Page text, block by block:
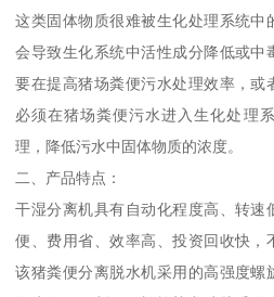
这类固体物质很难被生化处理系统中
会导致生化系统中活性成分降低或中
要在提高猪场粪便污水处理效率，或
必须在猪场粪便污水进入生化处理
理，降低污水中固体物质的浓度。
二、产品特点：
干湿分离机具有自动化程度高、转速
便、费用省、效率高、投资回收快，
该猪粪便分离脱水机采用的高强度螺